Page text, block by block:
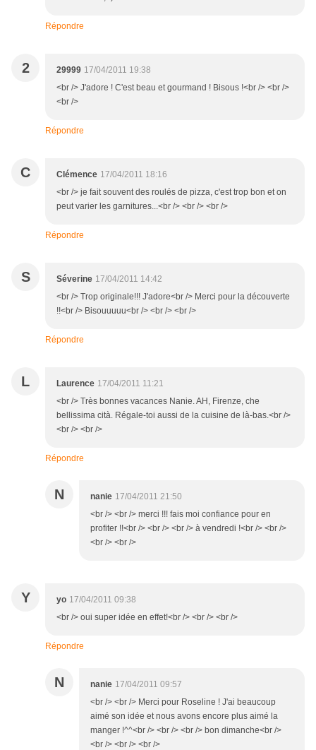
Répondre
2 29999 17/04/2011 19:38
<br /> J'adore ! C'est beau et gourmand ! Bisous !<br /> <br />
<br />
Répondre
C Clémence 17/04/2011 18:16
<br /> je fait souvent des roulés de pizza, c'est trop bon et on
peut varier les garnitures...<br /> <br /> <br />
Répondre
S Séverine 17/04/2011 14:42
<br /> Trop originale!!! J'adore<br /> Merci pour la découverte
!!<br /> Bisouuuuu<br /> <br /> <br />
Répondre
L Laurence 17/04/2011 11:21
<br /> Très bonnes vacances Nanie. AH, Firenze, che
bellissima cità. Régale-toi aussi de la cuisine de là-bas.<br />
<br /> <br />
Répondre
N nanie 17/04/2011 21:50
<br /> <br /> merci !!! fais moi confiance pour en
profiter !!<br /> <br /> <br /> à vendredi !<br /> <br />
<br /> <br />
Y yo 17/04/2011 09:38
<br /> oui super idée en effet!<br /> <br /> <br />
Répondre
N nanie 17/04/2011 09:57
<br /> <br /> Merci pour Roseline ! J'ai beaucoup
aimé son idée et nous avons encore plus aimé la
manger !^^<br /> <br /> <br /> bon dimanche<br />
<br /> <br /> <br />